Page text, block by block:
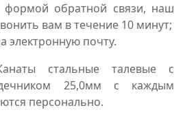
формой обратной связи, наш
вам в течение 10 минут;
электронную почту.
стальные талевые с
25,0мм с каждым
персонально.